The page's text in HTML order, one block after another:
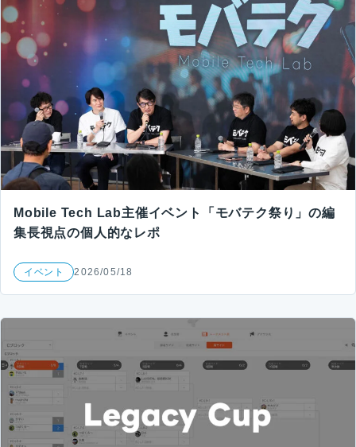
Mobile Tech Lab主催イベント「モバテク祭り」の編
集長視点の個人的なレポ
イベント 2026/05/18